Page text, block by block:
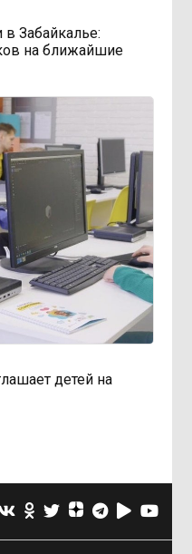
Забайкалье:
на ближайшие
детей на